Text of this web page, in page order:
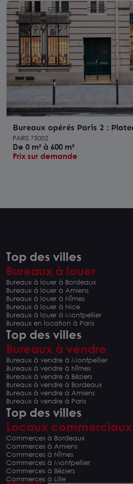
Bureaux opérés Paris 2 :
centralité transports
PARIS 75002
De 0 m² à 600 m²
Prix sur demande
Top des villes
Bureaux à louer
Bureaux à louer à Bordeaux
Bureaux à louer à Amiens
Bureaux à louer à Nîmes
Bureaux à louer à Nice
Bureaux à louer à Montpellier
Bureaux en location à Paris
Top des villes
Bureaux à vendre
Bureaux à vendre à Montpellier
Bureaux à vendre à Nîmes
Bureaux à vendre à Béziers
Bureaux à vendre à Bordeaux
Bureaux à vendre à Amiens
Bureaux à vendre à Paris
Top des villes
Locaux commerciaux
Commerces à Bordeaux
Commerces à Amiens
Commerces à Nîmes
Commerces à Montpellier
Commerces à Béziers
Commerces à Lille